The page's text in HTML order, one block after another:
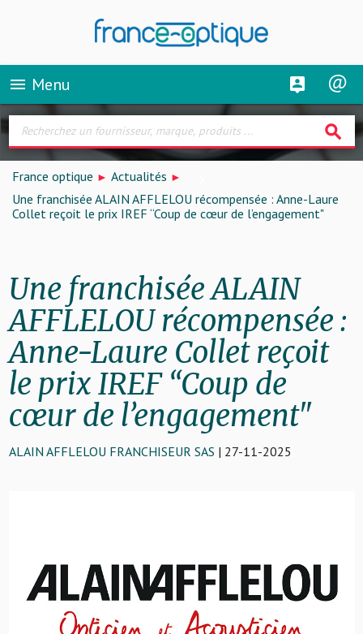
menu Menu
search
France optique
Actualités
Une franchisée ALAIN AFFLELOU récompensée : Anne-Laure
Collet reçoit le prix IREF “Coup de cœur de l’engagement"
Une franchisée ALAIN
AFFLELOU récompensée :
Anne-Laure Collet reçoit
le prix IREF “Coup de
cœur de l’engagement"
ALAIN AFFLELOU FRANCHISEUR SAS | 27-11-2025